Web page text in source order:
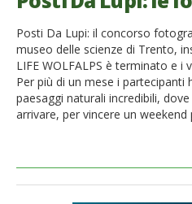
Italiano
Posti Da Lupi: il concorso
museo delle scienze di Trento,
LIFE WOLFALPS è terminato e
Per più di un mese i
paesaggi naturali incredibili,
arrivare, per vincere un